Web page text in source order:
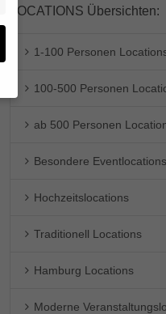
LOCATIONS Übersichten:
1-100 Personen
100-500 Personen
ab 500 Personen
Besondere Eventlocations
Hochzeitslocations
Traditionell Locations
Hamburg Locations
Moderne